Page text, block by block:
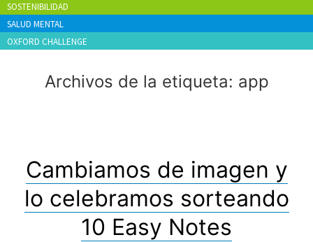
SOSTENIBILIDAD
SALUD MENTAL
OXFORD CHALLENGE
Archivos de la etiqueta: app
Cambiamos de imagen y
lo celebramos sorteando
10 Easy Notes